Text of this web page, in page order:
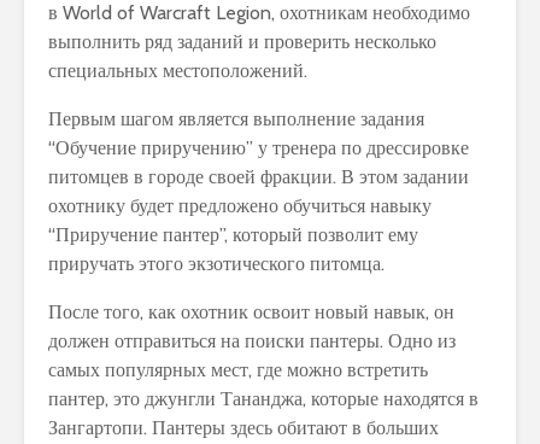
в World of Warcraft Legion, охотникам необходимо
выполнить ряд заданий и проверить несколько
специальных местоположений.
Первым шагом является выполнение задания
“Обучение приручению” у тренера по дрессировке
питомцев в городе своей фракции. В этом задании
охотнику будет предложено обучиться навыку
“Приручение пантер”, который позволит ему
приручать этого экзотического питомца.
После того, как охотник освоит новый навык, он
должен отправиться на поиски пантеры. Одно из
самых популярных мест, где можно встретить
пантер, это джунгли Тананджа, которые находятся в
Зангартопи. Пантеры здесь обитают в больших